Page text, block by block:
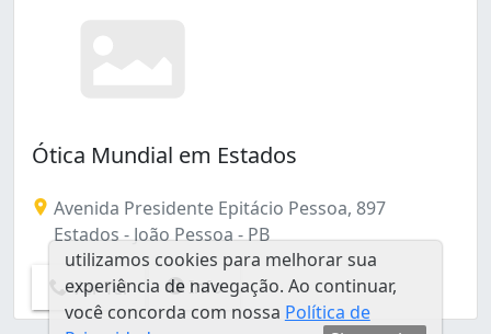
Mangabeira (43)
Miramar (36)
Mumbaba (1)
Oitizeiro (1)
Paratibe (1)
Portal do Sol (1)
Tambaú (21)
Tambiá (4)
Ótica Mundial em Estados
Avenida Presidente Epitácio Pessoa, 897
Estados - João Pessoa - PB
Ver Tel Info
utilizamos cookies para melhorar sua
experiência de navegação. Ao continuar,
você concorda com nossa Política de